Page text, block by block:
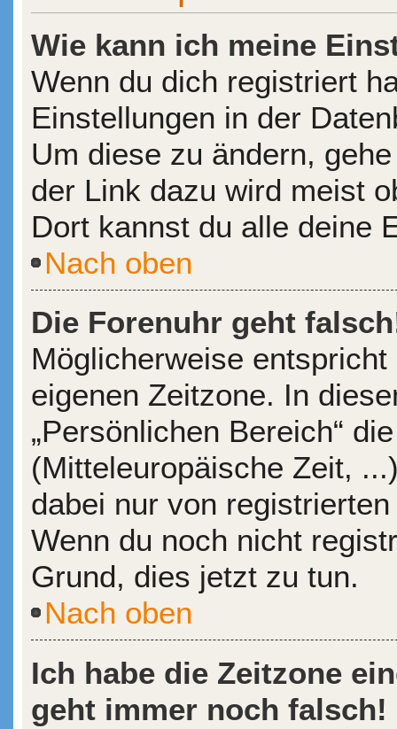
Wie kann ich meine
Wenn du dich registriert
Einstellungen in der
Um diese zu ändern,
der Link dazu wird meist
Dort kannst du alle deine
Nach oben
Die Forenuhr geht
Möglicherweise
eigenen Zeitzone. In
„Persönlichen Bereich“
(Mitteleuropäische Zeit,
dabei nur von
Wenn du noch nicht
Grund, dies jetzt zu tun.
Nach oben
Ich habe die Zeitzone
geht immer noch falsch!